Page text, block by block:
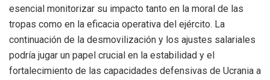
esencial monitorizar su impacto tanto en la moral de las
tropas como en la eficacia operativa del ejército. La
continuación de la desmovilización y los ajustes salariales
podría jugar un papel crucial en la estabilidad y el
fortalecimiento de las capacidades defensivas de Ucrania a